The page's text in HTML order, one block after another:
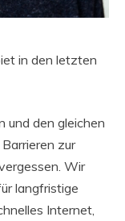
in den letzten
und den gleichen
zur
Wir
langfristige
Internet,